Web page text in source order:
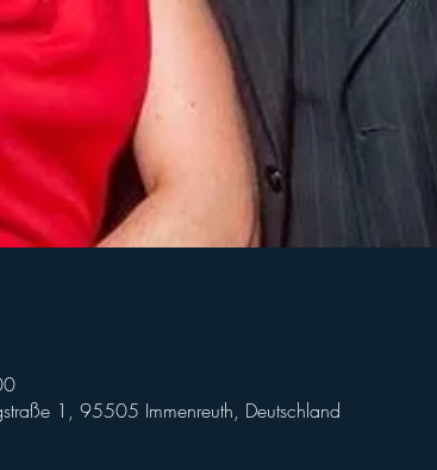
1, 95505 Immenreuth, Deutschland